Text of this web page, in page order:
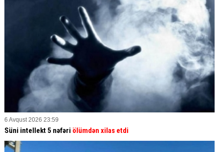
6 Avqust 2026 23:59
Süni intellekt 5 nəfəri ölümdən xilas etdi